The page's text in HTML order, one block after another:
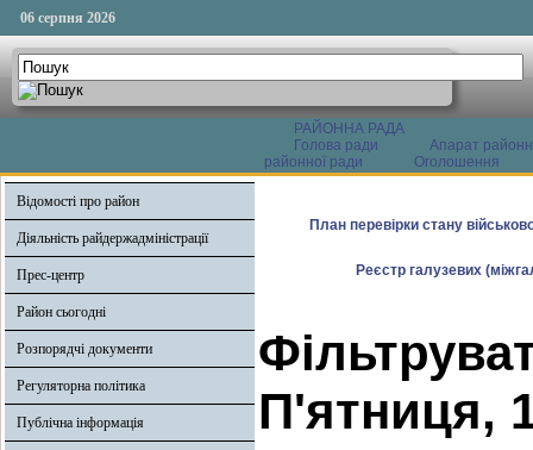
06 серпня 2026
РАЙОННА РАДА
Голова ради
Апарат
районної ради
Оголошення
Відомості про район
Діяльність райдержадміністрації
Прес-центр
Район сьогодні
Розпорядчі документи
Регуляторна політика
Публічна інформація
План перевірки стану
Реєстр галузевих
П'ятниця,